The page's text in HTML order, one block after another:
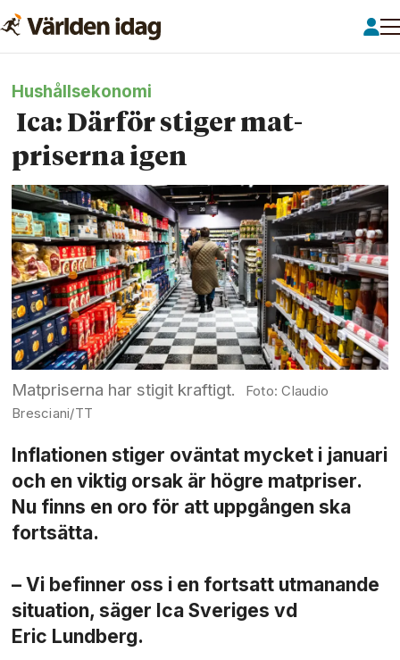
Hushållsekonomi
Ica: Därför stiger mat­
priserna igen
Matpriserna har stigit kraftigt.
Claudio
Bresciani/TT
Inflationen stiger oväntat mycket i januari
och en viktig orsak är högre matpriser.
Nu finns en oro för att uppgången ska
fortsätta.
– Vi befinner oss i en fortsatt utmanande
situation, säger Ica Sveriges vd
Eric Lundberg.